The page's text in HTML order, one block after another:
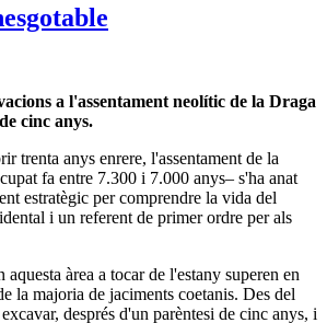
a l'assentament neolític de la Draga
cinc anys.
trenta anys enrere, l'assentament de la
fa entre 7.300 i 7.000 anys– s'ha anat
estratègic per comprendre la vida del
i un referent de primer ordre per als
aquesta àrea a tocar de l'estany superen en
la majoria de jaciments coetanis. Des del
després d'un parèntesi de cinc anys, i